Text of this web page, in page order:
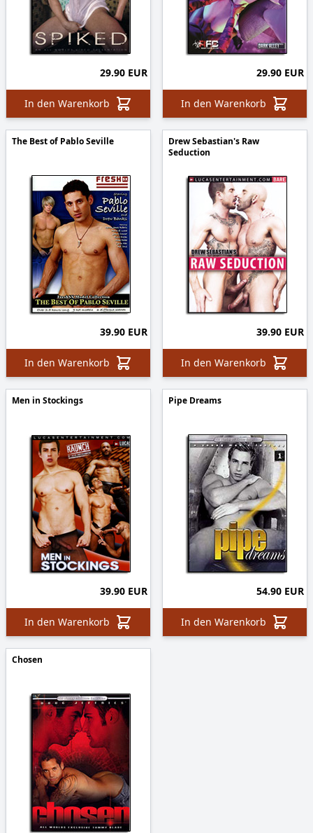
29.90 EUR
In den Warenkorb
29.90 EUR
In den Warenkorb
The Best of Pablo Seville
39.90 EUR
In den Warenkorb
Drew Sebastian's Raw
Seduction
39.90 EUR
In den Warenkorb
Men in Stockings
39.90 EUR
In den Warenkorb
Pipe Dreams
54.90 EUR
In den Warenkorb
Chosen